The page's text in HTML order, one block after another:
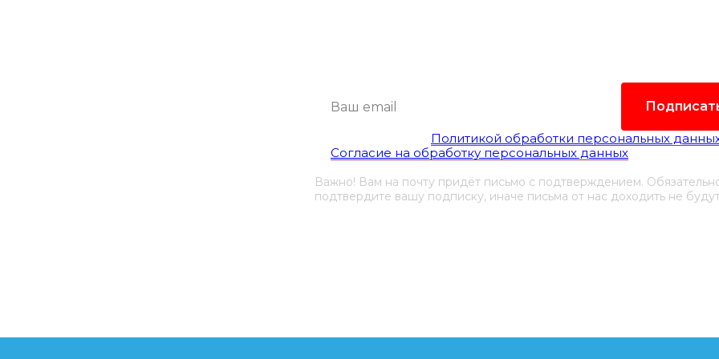
Политикой обработки персональных
Согласие на обработку персональных данных
Важно! Вам на почту придёт письмо с подтверждением.
подтвердите вашу подписку, иначе письма от нас доходить не